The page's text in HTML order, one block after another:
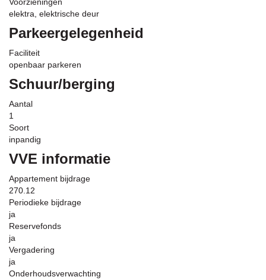
elektra, elektrische deur
Parkeergelegenheid
Faciliteit
openbaar parkeren
Schuur/berging
Aantal
1
Soort
inpandig
VVE informatie
Appartement bijdrage
270.12
Periodieke bijdrage
ja
Reservefonds
ja
Vergadering
ja
Onderhoudsverwachting